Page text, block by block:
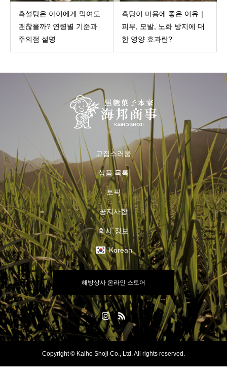
흑설탕은 아이에게 먹여도
괜찮을까? 연령별 기준과
주의점 설명
흑당이 미용에 좋은 이유｜
피부, 모발, 노화 방지에 대
한 영양 효과란?
고집스러움
상품 목록
토픽
공지사항
회사 정보
Korean
해방상사 온라인 스토어
Copyright © Kaiho Shoji Co., Ltd. All rights reserved.